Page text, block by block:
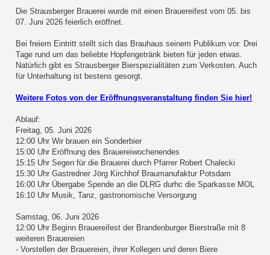
Die Strausberger Brauerei wurde mit einen Brauereifest vom 05. bis
07. Juni 2026 feierlich eröffnet.
Bei freiem Eintritt stellt sich das Brauhaus seinem Publikum vor. Drei
Tage rund um das beliebte Hopfengetränk bieten für jeden etwas.
Natürlich gibt es Strausberger Bierspezialitäten zum Verkosten. Auch
für Unterhaltung ist bestens gesorgt.
Weitere Fotos von der Eröffnungsveranstaltung finden Sie hier!
Ablauf:
Freitag, 05. Juni 2026
12:00 Uhr Wir brauen ein Sonderbier
15:00 Uhr Eröffnung des Brauereiwochenendes
15:15 Uhr Segen für die Brauerei durch Pfarrer Robert Chalecki
15:30 Uhr Gastredner Jörg Kirchhof Braumanufaktur Potsdam
16:00 Uhr Übergabe Spende an die DLRG durhc die Sparkasse MOL
16:10 Uhr Musik, Tanz, gastronomische Versorgung
Samstag, 06. Juni 2026
12:00 Uhr Beginn Brauereifest der Brandenburger Bierstraße mit 8
weiteren Brauereien
- Vorstellen der Brauereien, ihrer Kollegen und deren Biere